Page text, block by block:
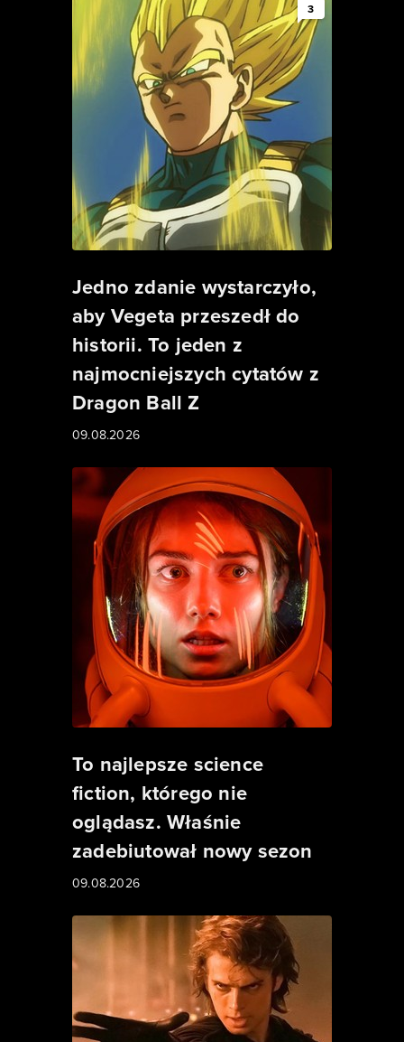
3
Jedno zdanie wystarczyło,
aby Vegeta przeszedł do
historii. To jeden z
najmocniejszych cytatów z
Dragon Ball Z
09.08.2026
To najlepsze science
fiction, którego nie
oglądasz. Właśnie
zadebiutował nowy sezon
09.08.2026